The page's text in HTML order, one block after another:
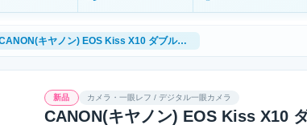
CANON(キヤノン) EOS Kiss X10 ダブルズームキット
新品 カメラ・一眼レフ / デジタル一眼カメラ
CANON(キヤノン) EOS Kiss X10